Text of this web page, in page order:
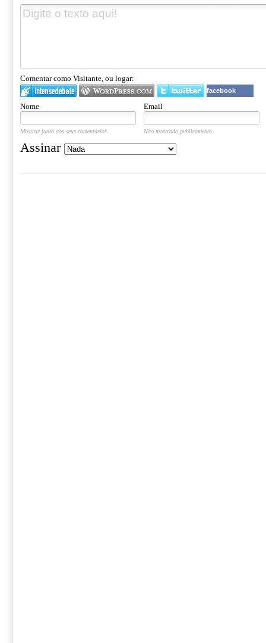
Comentar como Visitante, ou logar:
facebook
Nome Email
Mostrar junto aos seus comentários. Não mostrado publicamente.
Assinar